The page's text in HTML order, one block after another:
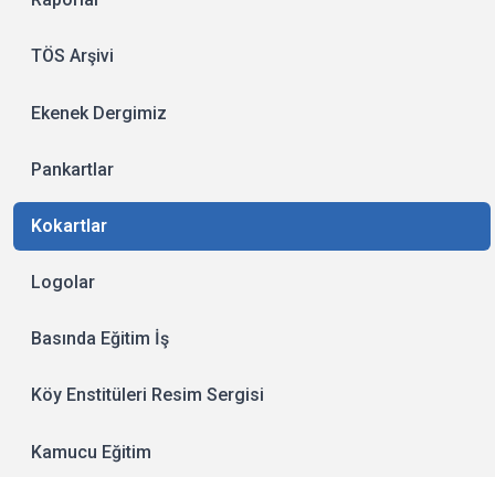
TÖS Arşivi
Ekenek Dergimiz
Pankartlar
Kokartlar
Logolar
Basında Eğitim İş
Köy Enstitüleri Resim Sergisi
Kamucu Eğitim